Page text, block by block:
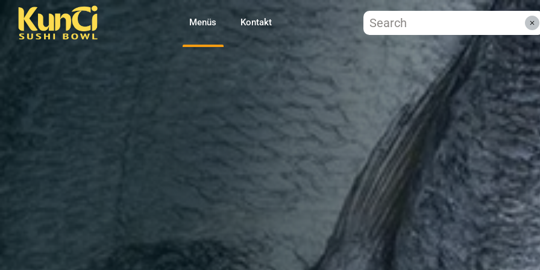
Menüs Kontakt